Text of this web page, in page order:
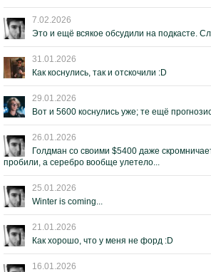
7.02.2026
Это и ещё всякое обсудили на подкасте.
31.01.2026
Как коснулись, так и отскочили :D
29.01.2026
Вот и 5600 коснулись уже; те ещё
26.01.2026
Голдман со своими $5400 даже
пробили, а серебро вообще улетело...
25.01.2026
Winter is coming...
21.01.2026
Как хорошо, что у меня не форд :D
16.01.2026